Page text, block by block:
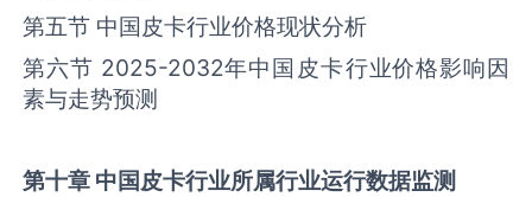
第五节 中国‌‌皮卡‌‌‌行业价格现状分析
第六节 2025-2032年中国‌‌皮卡‌‌‌行业价格影响因
素与走势预测
第十章 中国皮卡行业所属行业运行数据监测